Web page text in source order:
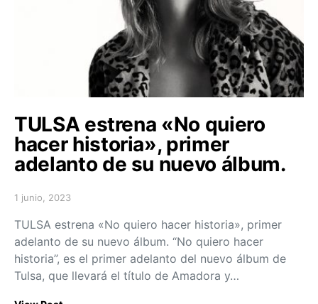
TULSA estrena «No quiero
hacer historia», primer
adelanto de su nuevo álbum.
Posted on
1 junio, 2023
TULSA estrena «No quiero hacer historia», primer
adelanto de su nuevo álbum. “No quiero hacer
historia”, es el primer adelanto del nuevo álbum de
Tulsa, que llevará el título de Amadora y…